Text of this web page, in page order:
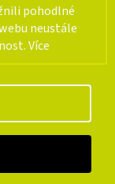
pohodlné
neustále
Více
vyhrazena.